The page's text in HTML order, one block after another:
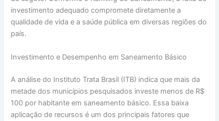
investimento adequado compromete diretamente a
qualidade de vida e a saúde pública em diversas regiões do
país.
Investimento e Desempenho em Saneamento Básico
A análise do Instituto Trata Brasil (ITB) indica que mais da
metade dos municípios pesquisados investe menos de R$
100 por habitante em saneamento básico. Essa baixa
aplicação de recursos é um dos principais fatores que